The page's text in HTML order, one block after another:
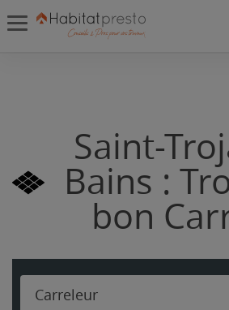
Saint-
Bains :
bon
Carreleur